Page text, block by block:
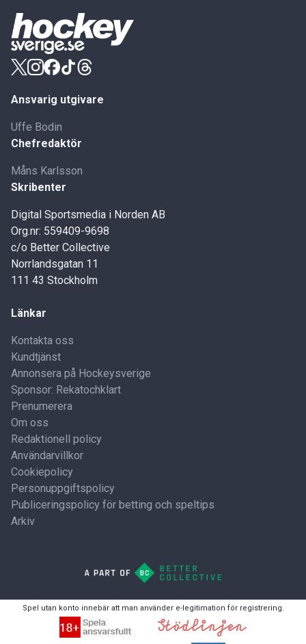
Ansvarig utgivare
Uffe Bodin
Chefredaktör
Måns Karlsson
Skribenter
Digital Sportsmedia i Norden AB
Org.nr: 559409-9698
c/o Better Collective
Norrlandsgatan 11
111 43 Stockholm
Länkar
Kontakta oss
Kundtjänst
Annonsera på Hockeysverige
Sponsor: Rekatochklart
Prenumerera
Om oss
Redaktionell policy
Användarvillkor
Cookiepolicy
Personuppgiftspolicy
Publiceringspolicy för betting och speltips
Arkiv
Spel utan konto innebär att man använder e-legitimation för registrering.